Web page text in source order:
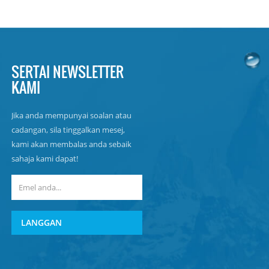
SERTAI NEWSLETTER
KAMI
Jika anda mempunyai soalan atau
cadangan, sila tinggalkan mesej,
kami akan membalas anda sebaik
sahaja kami dapat!
LANGGAN